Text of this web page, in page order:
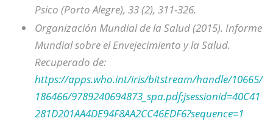
Psico (Porto Alegre), 33 (2), 311-326.
Organización Mundial de la Salud (2015). Informe
Mundial sobre el Envejecimiento y la Salud.
Recuperado de:
https://apps.who.int/iris/bitstream/handle/10665/
186466/9789240694873_spa.pdf;jsessionid=40C41
281D201AA4DE94F8AA2CC46EDF6?sequence=1